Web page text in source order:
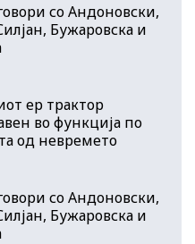
со Андоновски,
Бужаровска и
ер трактор
во функција по
од невремето
со Андоновски,
Бужаровска и